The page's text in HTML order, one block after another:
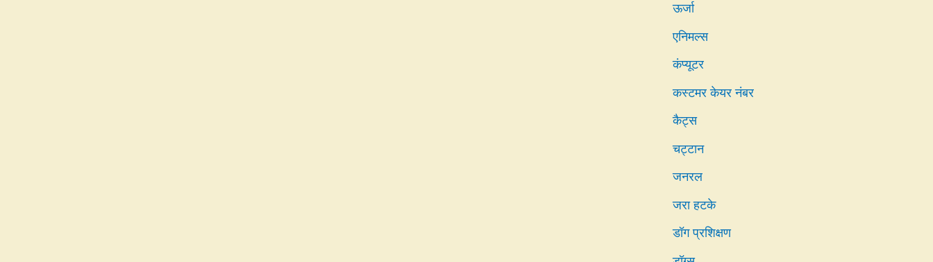
ऊर्जा
एनिमल्स
कंप्यूटर
कस्टमर केयर नंबर
कैट्स
चट्टान
जनरल
जरा हटके
डॉग प्रशिक्षण